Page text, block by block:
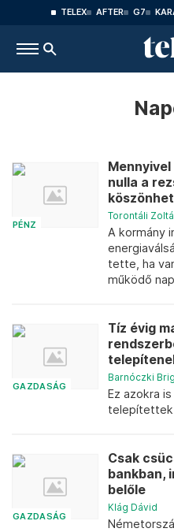
TELEX AFTER G7
PÉNZ
nulla a
Torontáli
A kormány
tette, ha
működő
GAZDASÁG
Tíz évig
Barnóczki
Ez azokra
telepítettek
GAZDASÁG
Csak
bankban,
belőle
Klág Dávid